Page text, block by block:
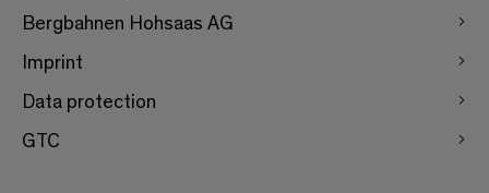
Bergbahnen Hohsaas AG
Imprint
Data protection
GTC